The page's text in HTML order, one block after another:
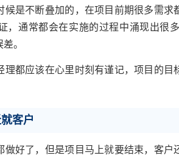
不断叠加的，在项目前期很多需求
，通常都会在实施的过程中涌现出很
。
应该在心里时刻有谨记，项目的目
客户
了，但是项目马上就要结束，客户